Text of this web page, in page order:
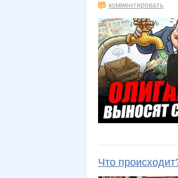
комментировать
Что